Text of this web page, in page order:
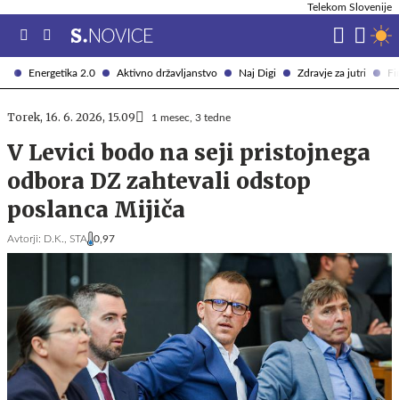
Energetika 2.0 Aktivno državljanstvo Naj Digi Zdravje za jutri
Telekom Slovenije
Torek, 16. 6. 2026, 15.09 1 mesec, 3 tedne
V Levici bodo na seji pristojnega
odbora DZ zahtevali odstop
poslanca Mijiča
Avtorji: D.K., STA 0,97